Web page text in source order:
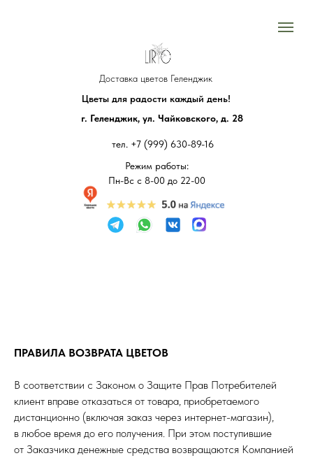
Доставка цветов Геленджик
Цветы для радости каждый день!
тел. +7 (999) 630-89-16
г. Геленджик, ул. Чайковского, д. 28
Режим работы:
Пн-Вс с 8-00 до 22-00
ПРАВИЛА ВОЗВРАТА ЦВЕТОВ
В соответствии с Законом о Защите Прав Потребителей
клиент вправе отказаться от товара, приобретаемого
дистанционно (включая заказ через интернет-магазин),
в любое время до его получения. При этом поступившие
от Заказчика денежные средства возвращаются Компанией